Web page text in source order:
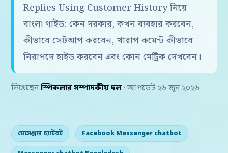
Replies Using Customer History নিয়ে
বাংলা গাইড: কেন দরকার, কখন ব্যবহার করবেন,
কীভাবে সেটআপ করবেন, খারাপ কমেন্ট কীভাবে
নিরাপদে হাইড করবেন এবং কোন মেট্রিক দেখবেন।
লিখেছেন স্পিকলার সম্পাদকীয় দল · আপডেট ২৬ জুন ২০২৬
মেসেঞ্জার চ্যাটবট Facebook Messenger chatbot